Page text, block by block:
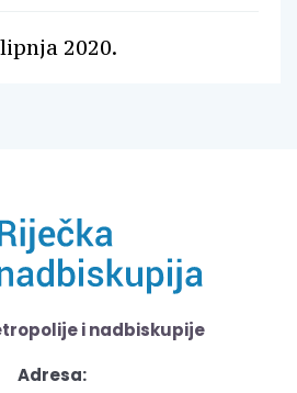
2020.
i nadbiskupije
Adresa: